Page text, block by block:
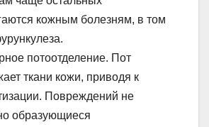
кожным болезням, в том
потоотделение. Пот
ткани кожи, приводя к
Повреждений не
образующиеся